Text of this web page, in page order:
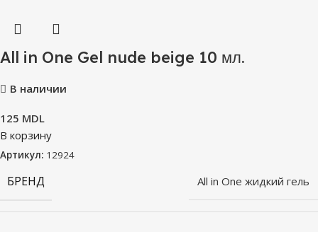
All in One Gel nude beige 10 мл.
В наличии
125 MDL
В корзину
Артикул: 12924
БРЕНД All in One жидкий гель